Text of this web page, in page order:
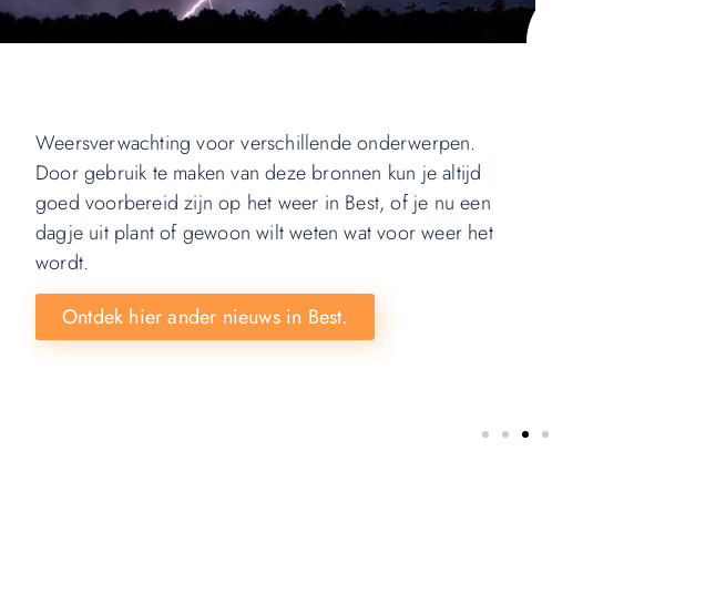
Weersverwachting voor verschillende onderwerpen.
Door gebruik te maken van deze bronnen kun je altijd
goed voorbereid zijn op het weer in Best, of je nu een
dagje uit plant of gewoon wilt weten wat voor weer het
wordt.
Ontdek hier ander nieuws in Best.